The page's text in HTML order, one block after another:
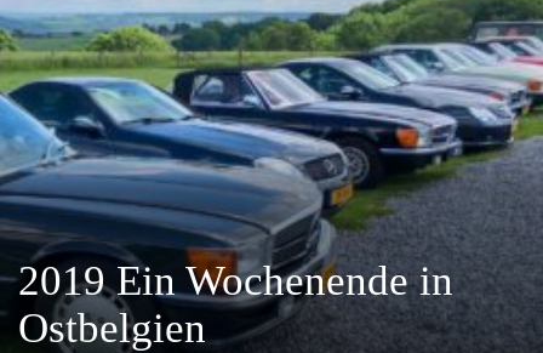
2019 Ein Wochenende in
Ostbelgien